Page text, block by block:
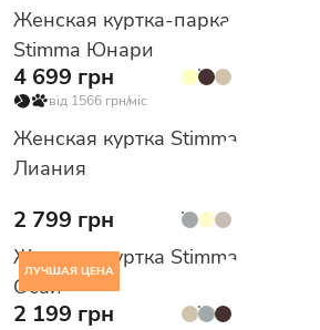
Женская куртка-парка
Stimma Юнари
4 699 грн
від 1566 грн/міс
Женская куртка Stimma
Лиания
2 799 грн
ЛУЧШАЯ ЦЕНА
Женская куртка Stimma
Осай
2 199 грн